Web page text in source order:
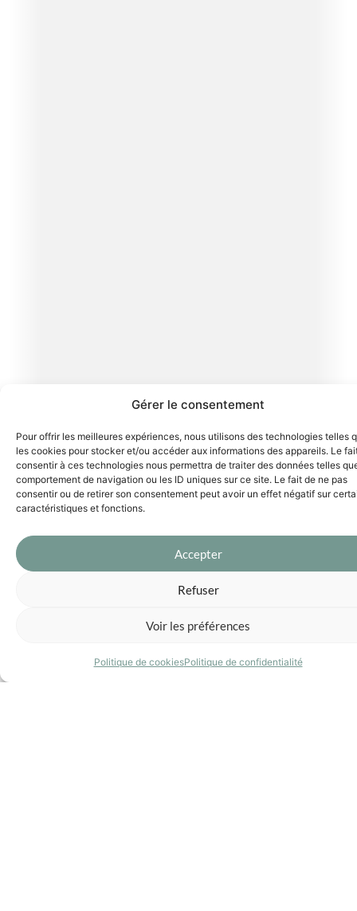
Gérer le consentement
Pour offrir les meilleures expériences, nous utilisons des technologies telles
les cookies pour stocker et/ou accéder aux informations des appareils. Le
consentir à ces technologies nous permettra de traiter des données telles
comportement de navigation ou les ID uniques sur ce site. Le fait de ne pas
consentir ou de retirer son consentement peut avoir un effet négatif sur
caractéristiques et fonctions.
Accepter
Refuser
Voir les préférences
Politique de cookiesPolitique de confidentialité